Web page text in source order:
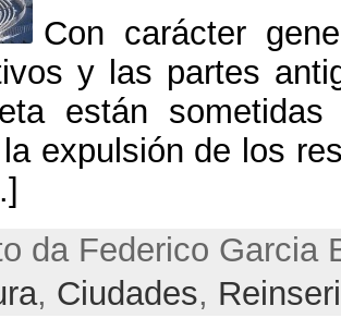
Con carácter
y las partes
están
expulsión de los
da Federico Garcia
, Ciudades,